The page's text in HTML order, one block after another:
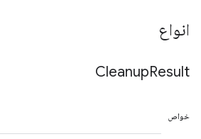
انواع
CleanupResult
خواص